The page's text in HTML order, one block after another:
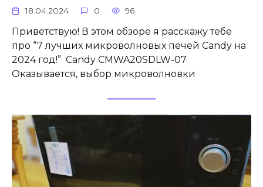
18.04.2024 0 96
Приветствую! В этом обзоре я расскажу тебе
про “7 лучших микроволновых печей Candy на
2024 год!” Candy CMWA20SDLW-07
Оказывается, выбор микроволновки